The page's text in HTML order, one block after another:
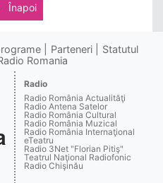
Înapoi
Parteneri
Statutul
Romania
Radio
Radio România Actualităţi
Radio Antena Satelor
Radio România Cultural
Radio România Muzical
Radio România Internaţional
eTeatru
Radio 3Net "Florian Pitiş"
Teatrul Naţional Radiofonic
Radio Chişinău